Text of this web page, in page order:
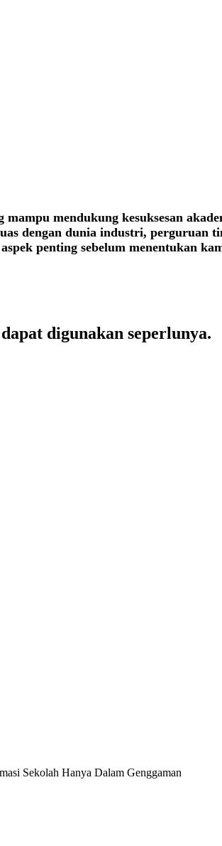
mendukung kesuksesan
dengan dunia industri,
penting sebelum menentukan
digunakan seperlunya.
Sekolah Hanya Dalam Genggaman